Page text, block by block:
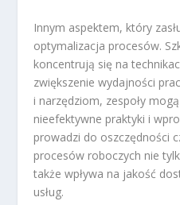
Innym aspektem, który
optymalizacja procesów.
koncentrują się na
zwiększenie wydajności
i narzędziom, zespoły
nieefektywne praktyki i
prowadzi do oszczędności
procesów roboczych nie
także wpływa na jakość
usług.